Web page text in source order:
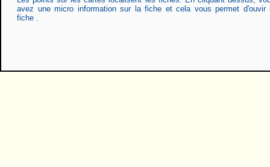
avez une micro information sur la fiche et cela vous permet d'ouvir
fiche .